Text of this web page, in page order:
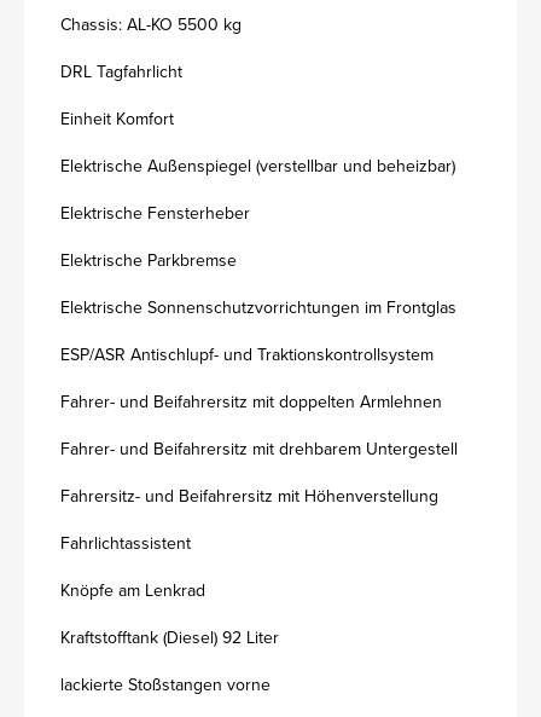
Chassis: AL-KO 5500 kg
DRL Tagfahrlicht
Einheit Komfort
Elektrische Außenspiegel (verstellbar und beheizbar)
Elektrische Fensterheber
Elektrische Parkbremse
Elektrische Sonnenschutzvorrichtungen im Frontglas
ESP/ASR Antischlupf- und Traktionskontrollsystem
Fahrer- und Beifahrersitz mit doppelten Armlehnen
Fahrer- und Beifahrersitz mit drehbarem Untergestell
Fahrersitz- und Beifahrersitz mit Höhenverstellung
Fahrlichtassistent
Knöpfe am Lenkrad
Kraftstofftank (Diesel) 92 Liter
lackierte Stoßstangen vorne